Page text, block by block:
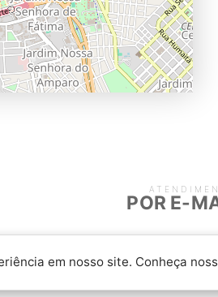
em nosso site. Conheça
POR E-